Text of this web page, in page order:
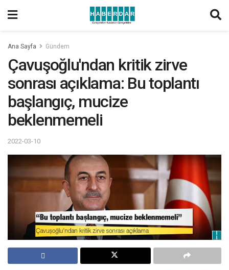
Ana Sayfa Gündem
Çavuşoğlu'ndan kritik zirve
sonrası açıklama: Bu toplantı
başlangıç, mucize
beklenmemeli
2022-03-10